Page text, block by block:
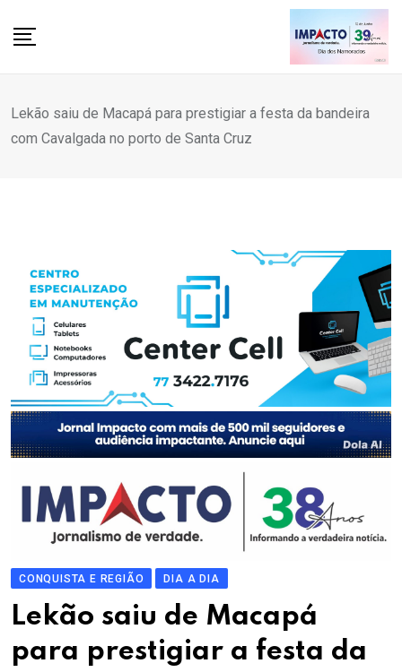
Lekão saiu de Macapá para prestigiar a festa da bandeira
com Cavalgada no porto de Santa Cruz
CONQUISTA E REGIÃO DIA A DIA
Lekão saiu de Macapá
para prestigiar a festa da